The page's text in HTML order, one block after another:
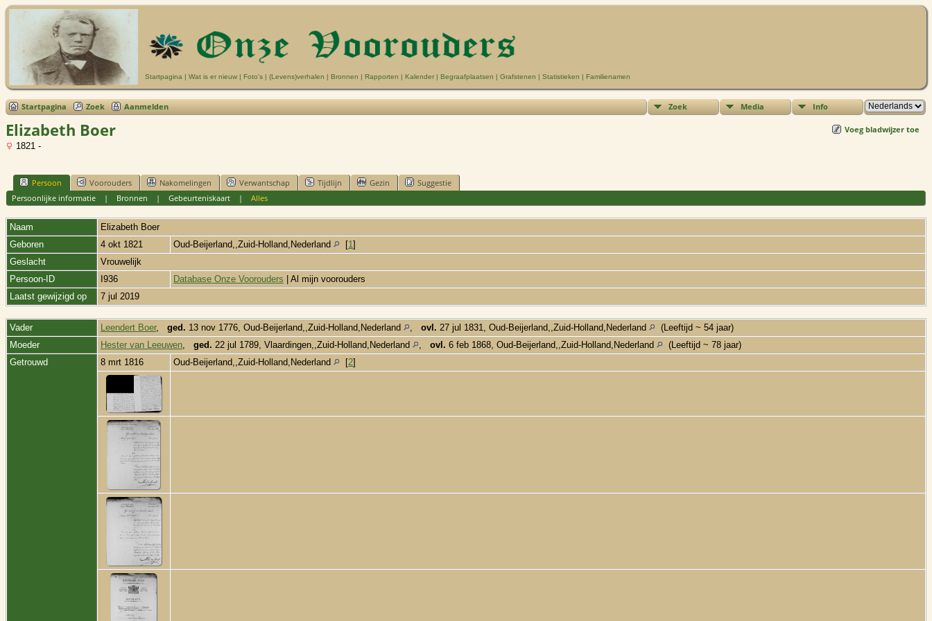
Startpagina | Wat is er nieuw | Foto's | (Levens)verhalen | Bronnen | Rapporten | Kalender | Begraafplaatsen | Grafstenen | Statistieken | Familienamen
Startpagina Zoek Aanmelden Zoek Media Info
Voeg bladwijzer toe
Elizabeth Boer
1821 -
Persoon Voorouders Nakomelingen Verwantschap Tijdlijn Gezin
Suggestie
Persoonlijke informatie| Bronnen | Gebeurteniskaart| Alles
Naam Elizabeth Boer
Geboren
4 okt 1821 Oud-Beijerland,,Zuid-Holland,Nederland [1]
Geslacht
Vrouwelijk
Persoon-ID
I936 Database Onze Voorouders | Al mijn voorouders
Laatst gewijzigd op
7 jul 2019
Vader Leendert Boer, ged. 13 nov 1776, Oud-Beijerland,,Zuid-Holland,Nederland , ovl. 27 jul 1831, Oud-Beijerland,,Zuid-Holland,Nederland
(Leeftijd ~ 54 jaar)
Moeder
Hester van Leeuwen, ged. 22 jul 1789, Vlaardingen,,Zuid-Holland,Nederland , ovl. 6 feb 1868, Oud-Beijerland,,Zuid-Holland,Nederland
(Leeftijd ~ 78 jaar)
Getrouwd
8 mrt 1816 Oud-Beijerland,,Zuid-Holland,Nederland [2]